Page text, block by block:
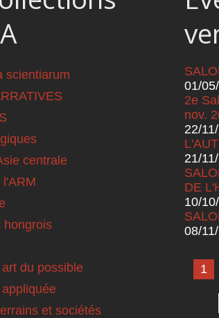
scientiarum
centrale
l'ARM
hongrois
du possible
et sociétés
01/
2e
nov.
22/
21/
DE
10/
08/
1